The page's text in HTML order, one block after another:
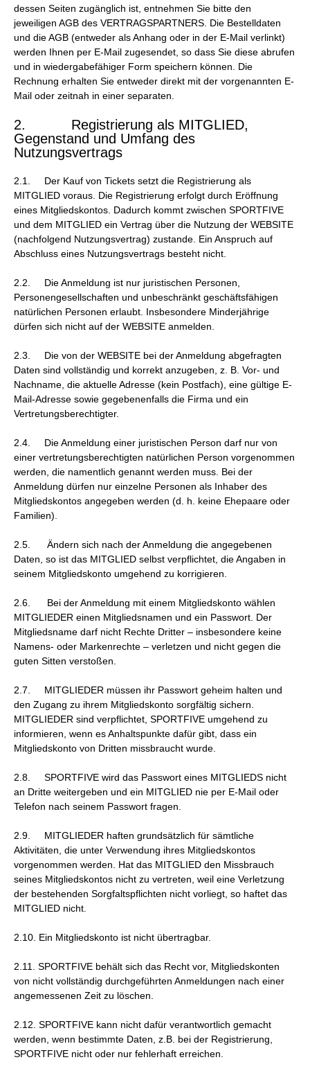
dessen Seiten zugänglich ist, entnehmen Sie bitte den
jeweiligen AGB des VERTRAGSPARTNERS. Die Bestelldaten
und die AGB (entweder als Anhang oder in der E-Mail verlinkt)
werden Ihnen per E-Mail zugesendet, so dass Sie diese abrufen
und in wiedergabefähiger Form speichern können. Die
Rechnung erhalten Sie entweder direkt mit der vorgenannten E-
Mail oder zeitnah in einer separaten.
2. Registrierung als MITGLIED,
Gegenstand und Umfang des
Nutzungsvertrags
2.1. Der Kauf von Tickets setzt die Registrierung als
MITGLIED voraus. Die Registrierung erfolgt durch Eröffnung
eines Mitgliedskontos. Dadurch kommt zwischen SPORTFIVE
und dem MITGLIED ein Vertrag über die Nutzung der WEBSITE
(nachfolgend Nutzungsvertrag) zustande. Ein Anspruch auf
Abschluss eines Nutzungsvertrags besteht nicht.
2.2. Die Anmeldung ist nur juristischen Personen,
Personengesellschaften und unbeschränkt geschäftsfähigen
natürlichen Personen erlaubt. Insbesondere Minderjährige
dürfen sich nicht auf der WEBSITE anmelden.
2.3. Die von der WEBSITE bei der Anmeldung abgefragten
Daten sind vollständig und korrekt anzugeben, z. B. Vor- und
Nachname, die aktuelle Adresse (kein Postfach), eine gültige E-
Mail-Adresse sowie gegebenenfalls die Firma und ein
Vertretungsberechtigter.
2.4. Die Anmeldung einer juristischen Person darf nur von
einer vertretungsberechtigten natürlichen Person vorgenommen
werden, die namentlich genannt werden muss. Bei der
Anmeldung dürfen nur einzelne Personen als Inhaber des
Mitgliedskontos angegeben werden (d. h. keine Ehepaare oder
Familien).
2.5. Ändern sich nach der Anmeldung die angegebenen
Daten, so ist das MITGLIED selbst verpflichtet, die Angaben in
seinem Mitgliedskonto umgehend zu korrigieren.
2.6. Bei der Anmeldung mit einem Mitgliedskonto wählen
MITGLIEDER einen Mitgliedsnamen und ein Passwort. Der
Mitgliedsname darf nicht Rechte Dritter – insbesondere keine
Namens- oder Markenrechte – verletzen und nicht gegen die
guten Sitten verstoßen.
2.7. MITGLIEDER müssen ihr Passwort geheim halten und
den Zugang zu ihrem Mitgliedskonto sorgfältig sichern.
MITGLIEDER sind verpflichtet, SPORTFIVE umgehend zu
informieren, wenn es Anhaltspunkte dafür gibt, dass ein
Mitgliedskonto von Dritten missbraucht wurde.
2.8. SPORTFIVE wird das Passwort eines MITGLIEDS nicht
an Dritte weitergeben und ein MITGLIED nie per E-Mail oder
Telefon nach seinem Passwort fragen.
2.9. MITGLIEDER haften grundsätzlich für sämtliche
Aktivitäten, die unter Verwendung ihres Mitgliedskontos
vorgenommen werden. Hat das MITGLIED den Missbrauch
seines Mitgliedskontos nicht zu vertreten, weil eine Verletzung
der bestehenden Sorgfaltspflichten nicht vorliegt, so haftet das
MITGLIED nicht.
2.10. Ein Mitgliedskonto ist nicht übertragbar.
2.11. SPORTFIVE behält sich das Recht vor, Mitgliedskonten
von nicht vollständig durchgeführten Anmeldungen nach einer
angemessenen Zeit zu löschen.
2.12. SPORTFIVE kann nicht dafür verantwortlich gemacht
werden, wenn bestimmte Daten, z.B. bei der Registrierung,
SPORTFIVE nicht oder nur fehlerhaft erreichen.